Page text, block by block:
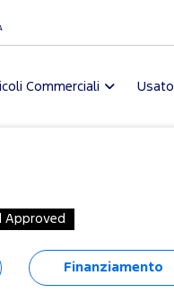
Commerciali Usato
Approved
Finanziamento